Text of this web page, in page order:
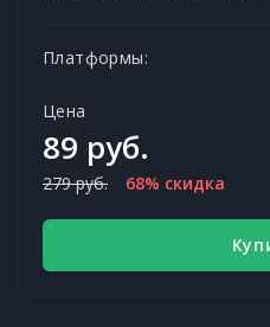
Платформы:
Цена
89 руб.
279 руб. 68% скидка